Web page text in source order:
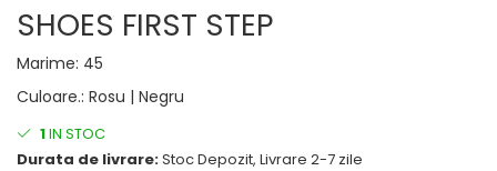
SHOES FIRST STEP
Marime: 45
Culoare.: Rosu | Negru
1IN STOC
Durata de livrare:Stoc Depozit, Livrare 2-7 zile